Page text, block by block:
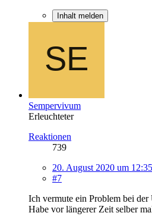
Inhalt melden
Sempervivum
Erleuchteter
Reaktionen
739
20. August 2020 um 12:35
#7
Ich vermute ein Problem bei der
Habe vor längerer Zeit selber